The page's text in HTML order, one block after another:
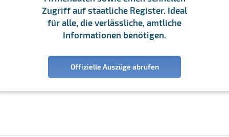
Zugriff auf staatliche Register. Ideal
für alle, die verlässliche, amtliche
Informationen benötigen.
Offizielle Auszüge abrufen